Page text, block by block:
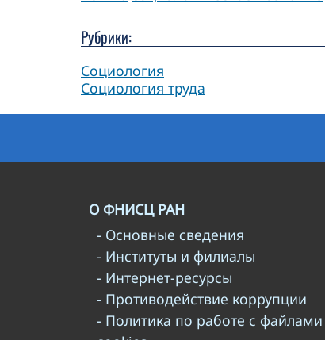
Рубрики:
Социология
Социология труда
О ФНИСЦ РАН
- Основные сведения
- Институты и филиалы
- Интернет-ресурсы
- Противодействие коррупции
- Политика по работе с файлами